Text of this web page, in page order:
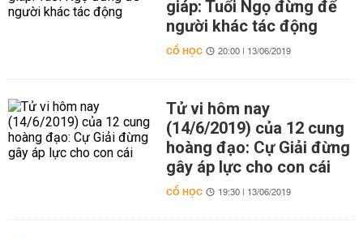
giáp: Tuổi Ngọ đừng để
người khác tác động
CỔ HỌC 20:00 | 13/06/2019
Tử vi hôm nay
(14/6/2019) của 12 cung
hoàng đạo: Cự Giải đừng
gây áp lực cho con cái
CỔ HỌC 19:30 | 13/06/2019